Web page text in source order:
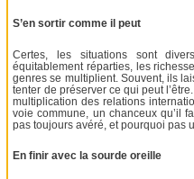
S’en sortir comme il peut
Certes, les situations sont
équitablement réparties, les
genres se multiplient. Souvent, ils
tenter de préserver ce qui peut
multiplication des relations
voie commune, un chanceux qu’il
pas toujours avéré, et pourquoi pas
En finir avec la sourde oreille